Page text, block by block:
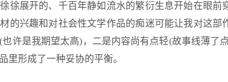
徐展开的、千百年静如流水的繁衍生息开始在眼前
的兴趣和对社会性文学作品的痴迷可能让我对这部
许是我期望太高)，二是内容尚有点轻(故事线薄了
里形成了一种妥协的平衡。